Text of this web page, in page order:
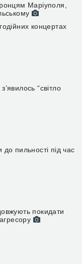
Маріуполя,
концертах
“світло
пильності під час
покидати